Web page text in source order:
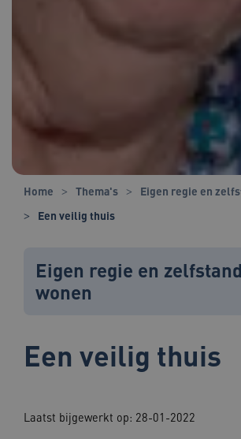
Home Thema's
Eigen regie en
Een veilig thuis
Eigen regie en
wonen
Een veilig thuis
Laatst bijgewerkt op: 28-01-2022